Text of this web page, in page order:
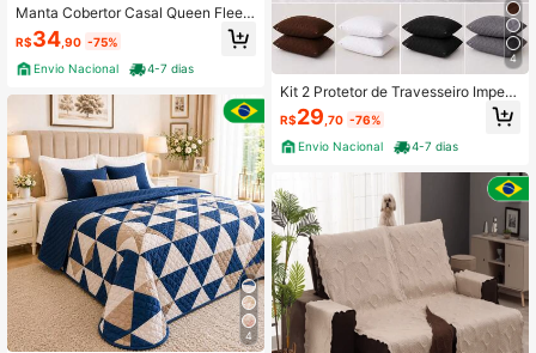
Manta Cobertor Casal Queen Fleec
e Premium Antialérgica Macia Conf
ortável e Aconchegante
R$34 ,90 -75%
Envio Nacional
4-7 dias
4
4
Kit 2 Protetor de Travesseiro Imper
meável 70x50 Antiácaro Matelado
com Zíper Decoração
R$29 ,70 -76%
Envio Nacional
4-7 dias